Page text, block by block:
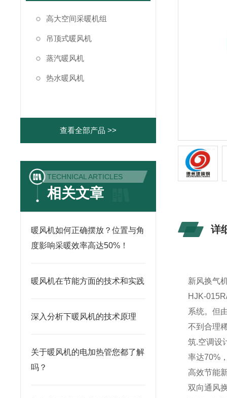
高大空间采暖机组
吊顶式暖风机
蒸汽暖风机
热水暖风机
查看全部产品 >>
TECHNICAL ARTICLES
相关文章
暖风机如何正确摆放？位置与角
度影响采暖效率高达50%！
暖风机在节能方面的技术和实践
深入分析下暖风机的技术原理
关于暖风机的电加热管您都了解
吗？
详
新风换气
HJK-
系统。但
不到合理
筑.空调设
率达70%
高效节能
双向通风